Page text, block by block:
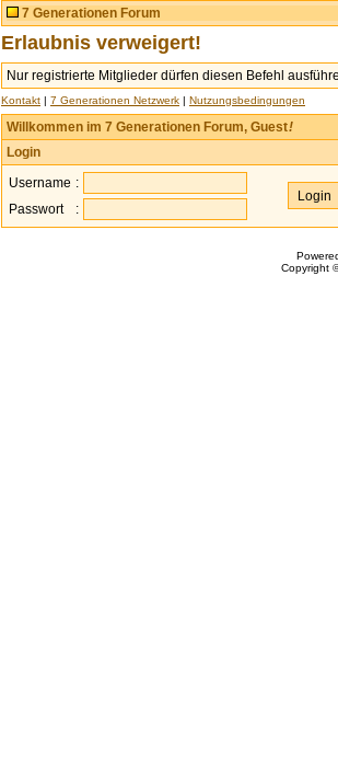
7 Generationen Forum
Erlaubnis verweigert!
Nur registrierte Mitglieder dürfen diesen Befehl
Kontakt | 7 Generationen Netzwerk | Nutzungsbedingungen
Willkommen im 7 Generationen Forum, Guest!
Login
Username :
Passwort
:
Copyright